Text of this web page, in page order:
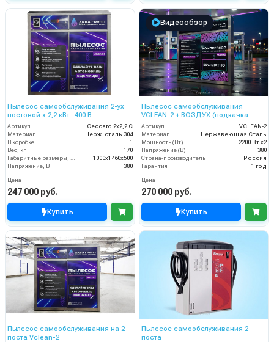
Пылесос самообслуживания 2-ух
постовой x 2,2 кВт- 400 В
Артикул
Ceccato 2х2,2 С
Материал
Нерж. сталь 304
В коробке
1
Вес, кг
170
1000x1460x500
Напряжение, В
380
Цена
247 000 руб.
Купить
Видеообзор
Пылесос самообслуживания
VCLEAN-2 + ВОЗДУХ (подкачка
шин)
Артикул
VCLEAN-2
Материал
Нержавеющая Сталь
Мощность (Вт)
2200 Вт x2
Напряжение (В)
380
Страна-производитель
Россия
Гарантия
1 год
Цена
270 000 руб.
Купить
Пылесос самообслуживания на 2
поста Vclean-2
Пылесос самообслуживания 2
поста